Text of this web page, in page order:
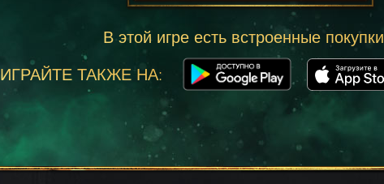
В этой игре есть встроенные покупки
ИГРАЙТЕ ТАКЖЕ НА: